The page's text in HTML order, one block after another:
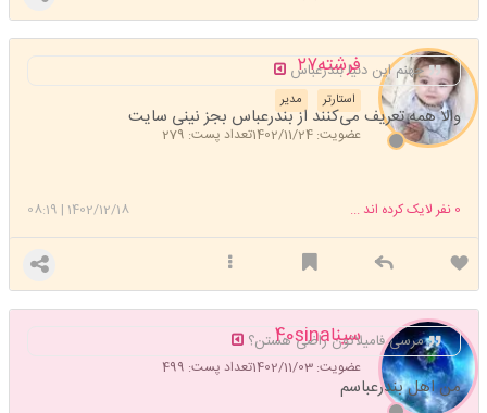
فرشته۲۷
مدیر استارتر
عضویت: 1402/11/24 تعداد پست: 279
جهنم این دنیا بندرعباس
والا همه تعریف می‌کنند از بندرعباس بجز نینی سایت
1402/12/18
|
08:19 0 نفر لایک کرده اند ...
سینا40sina
عضویت: 1402/11/03 تعداد پست: 499
مرسی فامیلاتون راضی هستن؟
من اهل بندرعباسم